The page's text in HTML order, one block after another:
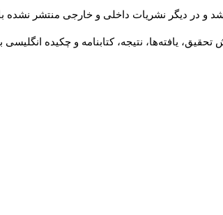
و در دیگر نشریات داخلی و خارجی منتشر نشده
یافته‌ها، نتیجه، کتابنامه و چکیده انگلیسی